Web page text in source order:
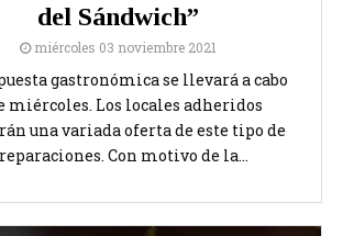
del Sándwich”
miércoles 03 noviembre 2021
gastronómica se llevará a cabo
miércoles. Los locales adheridos
una variada oferta de este tipo de
Con motivo de la...